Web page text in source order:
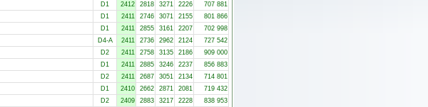
D1 2412 2818 3271 2226
707 881
D1 2411 2746 3071 2155
801 866
D1 2411 2855 3161 2207
702 998
D4-A 2411 2736 2962 2124
727 542
D2 2411 2758 3135 2186
909 000
D1 2411 2885 3246 2237
856 883
D2 2411 2687 3051 2134
714 801
D1 2410 2662 2871 2081
719 432
D2 2409 2883 3217 2228
838 953